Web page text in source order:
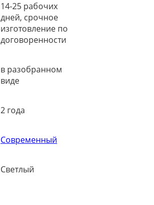
14-25 рабочих
дней, срочное
изготовление по
договоренности
в разобранном
виде
2 года
Современный
Светлый